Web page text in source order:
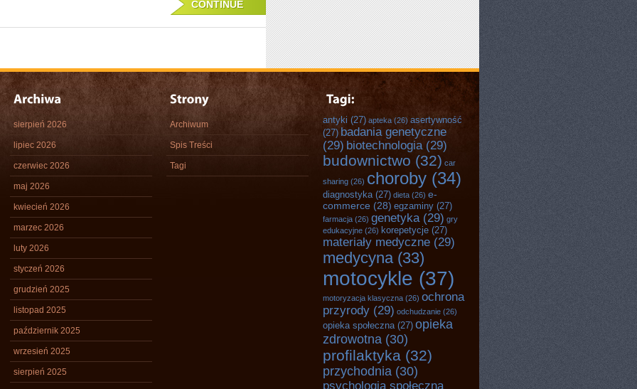
CONTINUE
sierpień 2026
lipiec 2026
czerwiec 2026
maj 2026
kwiecień 2026
marzec 2026
luty 2026
styczeń 2026
grudzień 2025
listopad 2025
październik 2025
wrzesień 2025
sierpień 2025
Archiwum
Spis Treści
Tagi
antyki (27) apteka (26) asertywność
(27) badania genetyczne
(29) biotechnologia (29)
budownictwo (32) car
sharing (26) choroby (34)
diagnostyka(27) dieta (26) e-
commerce (28) egzaminy (27)
farmacja (26) genetyka (29) gry
edukacyjne (26) korepetycje (27)
materiały medyczne (29)
medycyna(33)
motocykle (37)
motoryzacja klasyczna (26) ochrona
przyrody (29) odchudzanie (26)
opieka społeczna(27) opieka
zdrowotna (30)
profilaktyka (32)
przychodnia (30)
psychologia społeczna